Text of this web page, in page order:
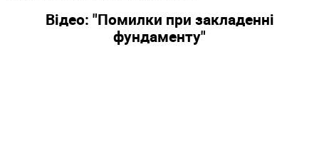
Відео: "Помилки при закладенні
фундаменту"